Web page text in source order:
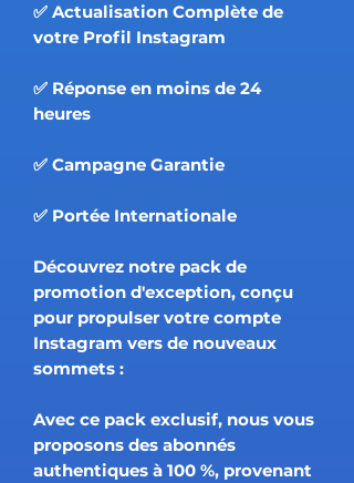
✅ Actualisation Complète de
votre Profil Instagram
✅ Réponse en moins de 24
heures
✅ Campagne Garantie
✅ Portée Internationale
Découvrez notre pack de
promotion d'exception, conçu
pour propulser votre compte
Instagram vers de nouveaux
sommets :
Avec ce pack exclusif, nous vous
proposons des abonnés
authentiques à 100 %, provenant